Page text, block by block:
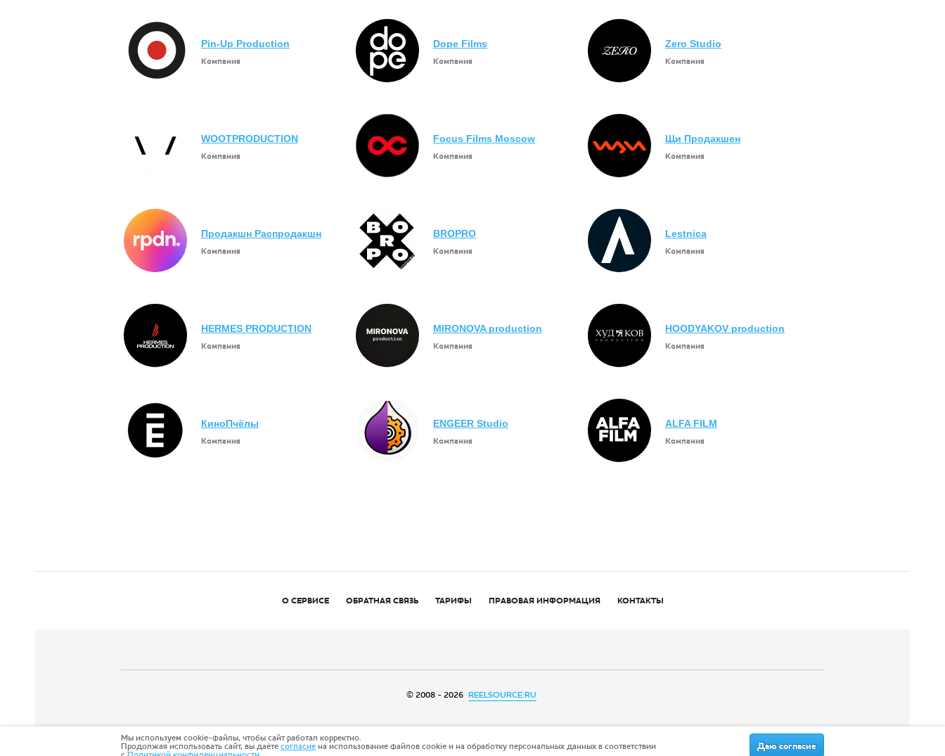
Pin-Up Production
Компания
Dope Films
Компания
Zero Studio
Компания
WOOTPRODUCTION
Компания
Focus Films Moscow
Компания
Щи Продакшен
Компания
Продакшн Распродакшн
Компания
BROPRO
Компания
Lestnica
Компания
HERMES PRODUCTION
Компания
MIRONOVA production
Компания
HOODYAKOV production
Компания
КиноПчёлы
Компания
ENGEER Studio
Компания
ALFA FILM
Компания
О СЕРВИСЕ ОБРАТНАЯ СВЯЗЬ ТАРИФЫ ПРАВОВАЯ ИНФОРМАЦИЯ КОНТАКТЫ
© 2008 - 2026 REELSOURCE.RU
Даю согласие
Мы используем cookie-файлы, чтобы сайт работал корректно.
Продолжая использовать сайт, вы даётесогласиена использование файлов cookie и на обработку персональных данных в соответствии